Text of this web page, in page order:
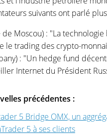
suivants ont parlé
de Moscou) : "La
le trading des crypto-
: "Un hedge fund
Internet du Président
précédentes :
5 Bridge OMX, un
5 à ses clients